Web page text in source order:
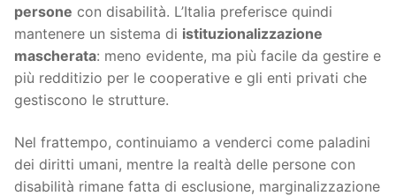
persone con disabilità. L’Italia preferisce quindi
mantenere un sistema di istituzionalizzazione
mascherata: meno evidente, ma più facile da gestire e
più redditizio per le cooperative e gli enti privati che
gestiscono le strutture.
Nel frattempo, continuiamo a venderci come paladini
dei diritti umani, mentre la realtà delle persone con
disabilità rimane fatta di esclusione, marginalizzazione